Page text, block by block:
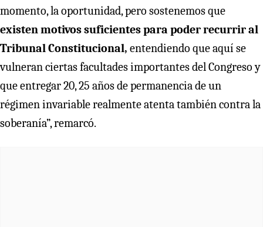
momento, la oportunidad, pero sostenemos que
existen motivos suficientes para poder recurrir al
Tribunal Constitucional, entendiendo que aquí se
vulneran ciertas facultades importantes del Congreso y
que entregar 20, 25 años de permanencia de un
régimen invariable realmente atenta también contra la
soberanía”, remarcó.